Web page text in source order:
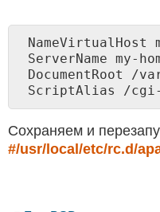
NameVirtualHost
ServerName my-
DocumentRoot /
ScriptAlias /
Сохраняем и
#/usr/local/etc/rc.d/